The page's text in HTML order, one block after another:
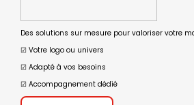
Des solutions sur mesure pour valoriser votre
☑︎ Votre logo ou univers
☑︎ Adapté à vos besoins
☑︎ Accompagnement dédié